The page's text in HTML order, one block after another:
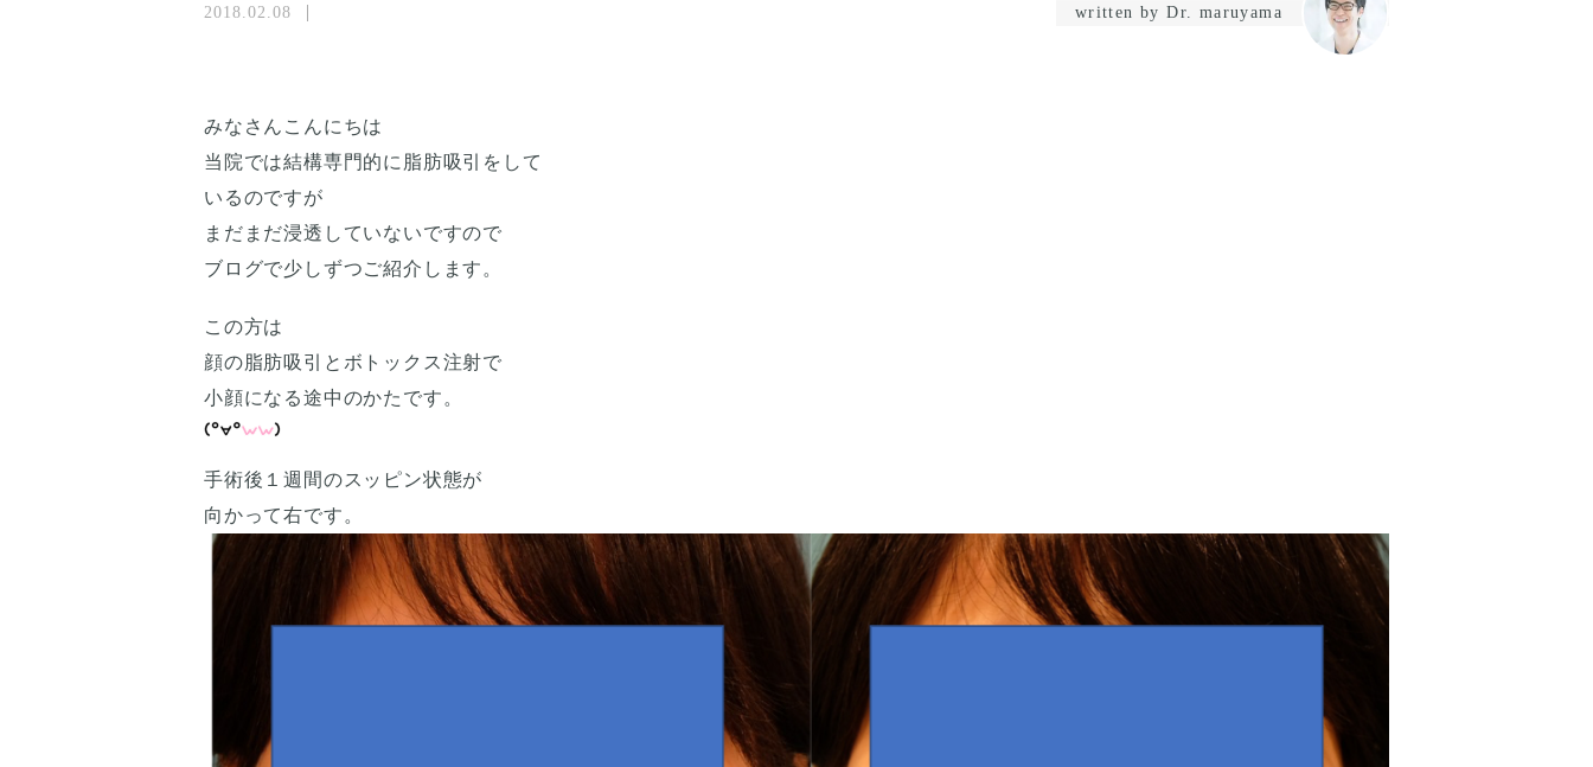
2018.02.08 written by Dr. maruyama
みなさんこんにちは
当院では結構専門的に脂肪吸引をして
いるのですが
まだまだ浸透していないですので
ブログで少しずつご紹介します。
この方は
顔の脂肪吸引とボトックス注射で
小顔になる途中のかたです。
手術後１週間のスッピン状態が
向かって右です。